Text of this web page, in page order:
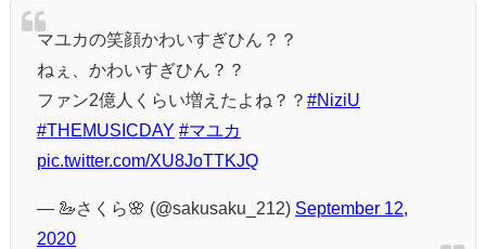
マユカの笑顔かわいすぎひん？？
ねぇ、かわいすぎひん？？
ファン2億人くらい増えたよね？？ #NiziU
#THEMUSICDAY #マユカ
pic.twitter.com/XU8JoTTKJQ
— 🦢さくら🌸 (@sakusaku_212) September 12,
2020